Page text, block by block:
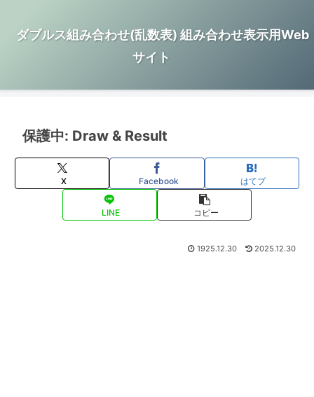
ダブルス組み合わせ(乱数表) 組み合わせ表示用Web
サイト
保護中: Draw & Result
X Facebook はてブ
LINE コピー
1925.12.30 2025.12.30